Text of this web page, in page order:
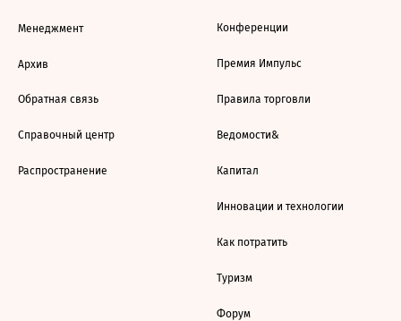
Менеджмент
Архив
Обратная связь
Справочный центр
Распространение
Конференции
Премия Импульс
Правила торговли
Ведомости&
Капитал
Инновации и технологии
Как потратить
Туризм
Форум